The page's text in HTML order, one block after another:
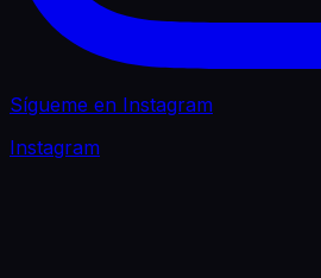
Sígueme en Instagram
Instagram